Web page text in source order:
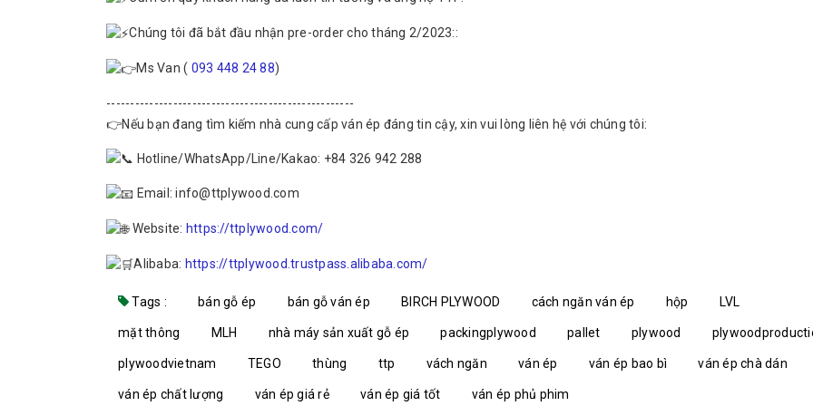
Chúng tôi đã bắt đầu nhận pre-order cho tháng 2/2023::
Ms Van ( 093 448 24 88)
----------------------------------------------------
👉Nếu bạn đang tìm kiếm nhà cung cấp ván ép đáng tin cậy, xin vui lòng liên hệ với chúng tôi:
Hotline/WhatsApp/Line/Kakao: +84 326 942 288
Email: info@ttplywood.com
Website: https://ttplywood.com/
Alibaba: https://ttplywood.trustpass.alibaba.com/
Tags : bán gỗ ép bán gỗ ván ép BIRCH PLYWOOD cách ngăn ván ép hộp LVL
mặt thông MLH nhà máy sản xuất gỗ ép packingplywood pallet plywood
plywoodvietnam TEGO thùng ttp vách ngăn ván ép ván ép bao bì ván ép chà dán
ván ép chất lượng ván ép giá rẻ ván ép giá tốt ván ép phủ phim